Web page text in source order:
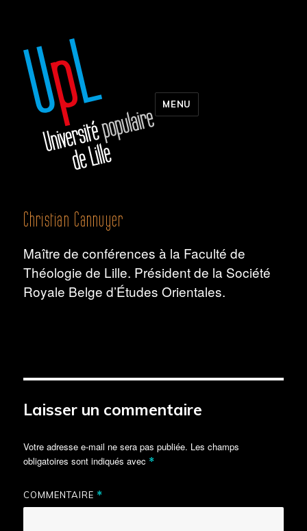
MENU
Christian Cannuyer
Maître de conférences à la Faculté de
Théologie de Lille. Président de la Société
Royale Belge d’Études Orientales.
Laisser un commentaire
Votre adresse e-mail ne sera pas publiée. Les champs
obligatoires sont indiqués avec *
COMMENTAIRE *